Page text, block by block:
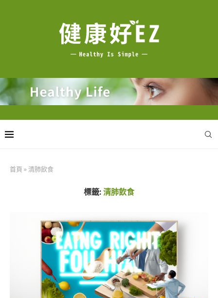
首頁 »清肺飲食
標籤:清肺飲食